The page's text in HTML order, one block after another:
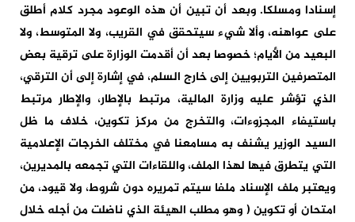
إسنادا ومسلكا. وبعد أن تبين أن هذه الوعود مجرد كلام أطلق
على عواهنه، وألا شيء سيتحقق في القريب، ولا المتوسط، ولا
البعيد من الأيام؛ خصوصا بعد أن أقدمت الوزارة على ترقية بعض
المتصرفين التربويين إلى خارج السلم، في إشارة إلى أن الترقي،
الذي تؤشر عليه وزارة المالية، مرتبط بالإطار، والإطار مرتبط
باستيفاء المجزوءات، والتخرج من مركز تكوين، خلاف ما ظل
السيد الوزير يشنف به مسامعنا في مختلف الخرجات الإعلامية
التي يتطرق فيها لهذا الملف، واللقاءات التي تجمعه بالمديرين،
ويعتبر ملف الإسناد ملفا سيتم تمريره دون شروط، ولا قيود، من
امتحان أو تكوين ( وهو مطلب الهيئة الذي ناضلت من أجله خلال